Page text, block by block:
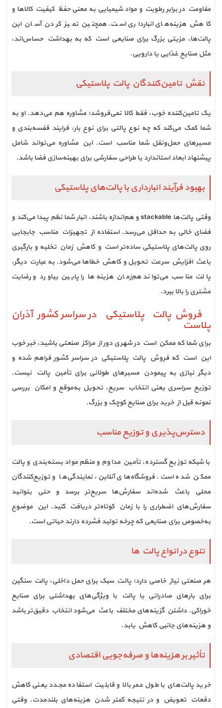
مقاومت در برابر رطوبت و مواد شیمیایی به معنی حفظ کیفیت کالاها و
کاهش هزینه‌های انبارداری است. همچنین تمیز کردن آسان این
پالت‌ها، مزیتی بزرگ برای صنایعی است که به بهداشت حساس‌اند،
مثل صنایع غذایی یا دارویی.
نقش تامین‌کنندگان پالت پلاستیکی
یک تامین‌کننده خوب، فقط کالا نمی‌فروشد؛ مشاوره هم می‌دهد. او به
شما کمک می‌کند که چه نوع پالتی برای نوع بار، فرایند قفسه‌بندی و
مسیرهای حمل‌ونقل شما مناسب است. این مشاوره می‌تواند شامل
پیشنهاد ابعاد استاندارد یا طراحی سفارشی برای بهینه‌سازی فضا باشد.
بهبود فرآیند انبارداری با پالت‌های پلاستیکی
وقتی پالت‌ها stackable و هم‌اندازه باشند، انبار شما نظم پیدا می‌کند و
فضای خالی به حداقل می‌رسد. استفاده از تجهیزات مناسب جابجایی
روی پالت‌های پلاستیکی ساده‌تر است و کاهش زمان تخلیه و بارگیری
باعث افزایش سرعت تحویل و کاهش خطاها می‌شود. به عبارت دیگر،
پالت مناسب می‌تواند هم‌زمان هزینه‌ها را پایین بیاورد و رضایت
مشتری را بالا ببرد.
فروش پالت پلاستيكي در سراسر كشورآذران
پلاست
برای شما که ممکن است در شهری دور از مراکز صنعتی باشید، خبر خوب
این است که فروش پالت پلاستيكي در سراسر كشور فراهم شده و
دیگر نیازی به پیمودن مسیرهای طولانی برای تأمین پالت نیست.
توزیع سراسری یعنی انتخاب سریع، تحویل به‌موقع و امکان بررسی
نمونه قبل از خرید برای صنایع کوچک و بزرگ.
دسترس‌پذیری و توزیع مناسب
با شبکه توزیع گسترده، تأمین مداوم و منظم مواد بسته‌بندی و پالت
ممکن شده است. فروشگاه‌های آنلاین، نمایندگی‌ها و توزیع‌کنندگان
محلی باعث شده‌اند سفارش‌ها سریع‌تر برسد و حتی بتوانید
سفارش‌های اضطراری را با زمان کوتاه‌تر دریافت کنید. این موضوع
به‌خصوص برای صنایعی که چرخه تولید فشرده دارند حیاتی است.
تنوع در انواع پالت ها
هر صنعتی نیاز خاصی دارد؛ پالت سبک برای حمل داخلی، پالت سنگین
برای بارهای صادراتی یا پالت با ویژگی‌های بهداشتی برای صنایع
خوراکی. داشتن گزینه‌های مختلف باعث می‌شود انتخاب دقیق‌تر باشد
و هزینه‌های جانبی کاهش یابد.
تأثیر بر هزینه‌ها و صرفه‌جویی اقتصادی
خرید پالت‌های با طول عمر بالا و قابلیت استفاده مجدد یعنی کاهش
دفعات تعویض و در نتیجه کمتر شدن هزینه‌های بلندمدت. وقتی